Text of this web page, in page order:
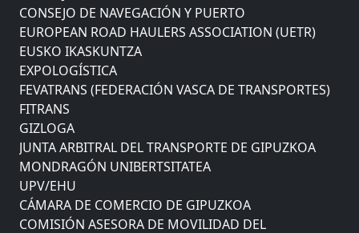
CONSEJO DE NAVEGACIÓN Y PUERTO
EUROPEAN ROAD HAULERS ASSOCIATION (UETR)
EUSKO IKASKUNTZA
EXPOLOGÍSTICA
FEVATRANS (FEDERACIÓN VASCA DE TRANSPORTES)
FITRANS
GIZLOGA
JUNTA ARBITRAL DEL TRANSPORTE DE GIPUZKOA
MONDRAGÓN UNIBERTSITATEA
UPV/EHU
CÁMARA DE COMERCIO DE GIPUZKOA
COMISIÓN ASESORA DE MOVILIDAD DEL